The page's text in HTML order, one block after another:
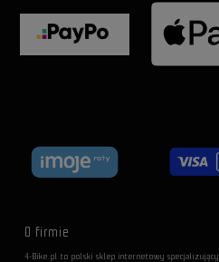
O firmie
4-Bike.pl to polski sklep internetowy